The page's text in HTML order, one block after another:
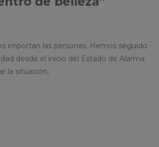
importan las personas. Hemos seguido
desde el inicio del Estado de Alarma
la situación,